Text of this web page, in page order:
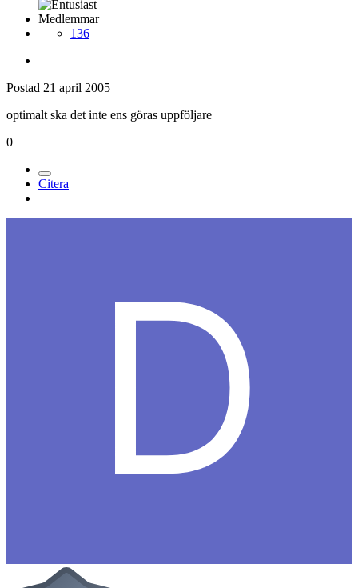
Medlemmar
136
Postad 21 april 2005
optimalt ska det inte ens göras uppföljare
0
Citera